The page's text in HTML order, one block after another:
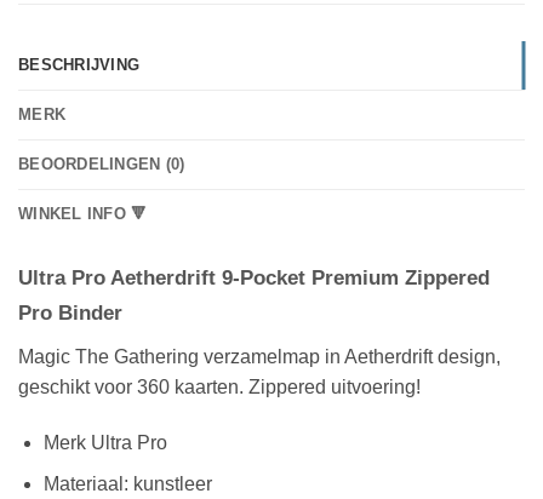
BESCHRIJVING
MERK
BEOORDELINGEN (0)
WINKEL INFO 🔻
Ultra Pro Aetherdrift 9-Pocket Premium Zippered
Pro Binder
Magic The Gathering verzamelmap in Aetherdrift design,
geschikt voor 360 kaarten. Zippered uitvoering!
Merk Ultra Pro
Materiaal: kunstleer